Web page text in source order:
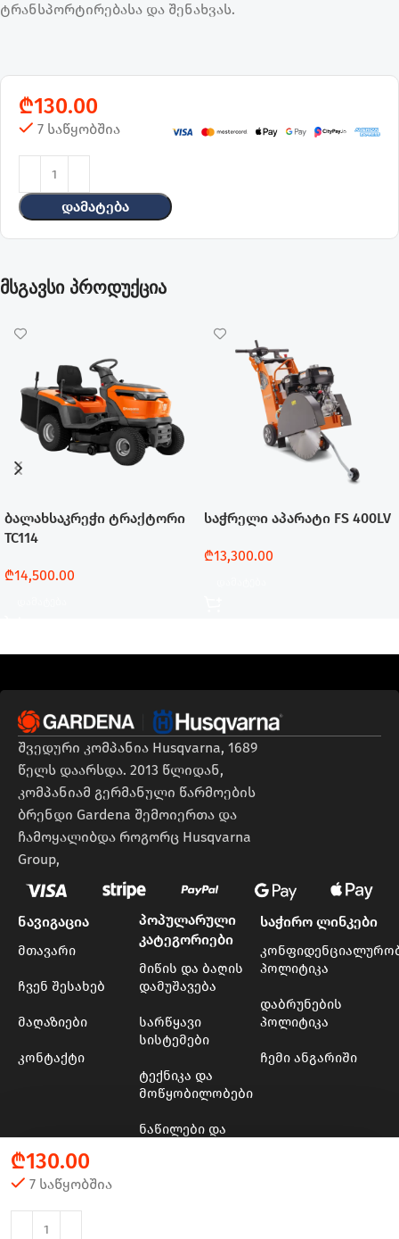
ტრანსპორტირებასა და შენახვას.
₾130.00
7 საწყობშია
Დამატება
₾130.00
7 საწყობშია
მსგავსი პროდუქცია
ბალახსაკრეჭი ტრაქტორი
TC114
₾14,500.00
საჭრელი აპარატი FS 400LV
₾13,300.00
შვედური კომპანია Husqvarna, 1689
წელს დაარსდა. 2013 წლიდან,
კომპანიამ გერმანული წარმოების
ბრენდი Gardena შემოიერთა და
ჩამოყალიბდა როგორც Husqvarna
Group,
ნავიგაცია
მთავარი
ჩვენ შესახებ
მაღაზიები
კონტაქტი
პოპულარული
კატეგორიები
მიწის და ბაღის
დამუშავება
სარწყავი
სისტემები
ტექნიკა და
მოწყობილობები
ნაწილები და
საჭირო ლინკები
პოლიტიკა
დაბრუნების
პოლიტიკა
ჩემი ანგარიში